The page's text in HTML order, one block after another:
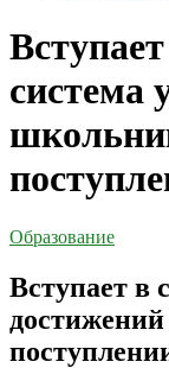
система
Образование
Вступает в